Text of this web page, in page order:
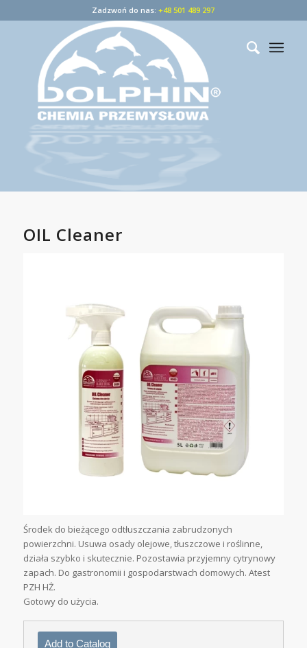
Zadzwoń do nas:+48 501 489 297
OIL Cleaner
Środek do bieżącego odtłuszczania zabrudzonych
powierzchni. Usuwa osady olejowe, tłuszczowe i roślinne,
działa szybko i skutecznie. Pozostawia przyjemny cytrynowy
zapach. Do gastronomii i gospodarstwach domowych. Atest
PZH HŻ.
Gotowy do użycia.
Add to Catalog